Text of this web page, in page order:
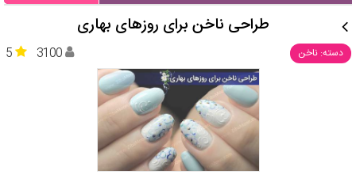
طراحی ناخن برای روزهای بهاری
دسته: ناخن 5 3100